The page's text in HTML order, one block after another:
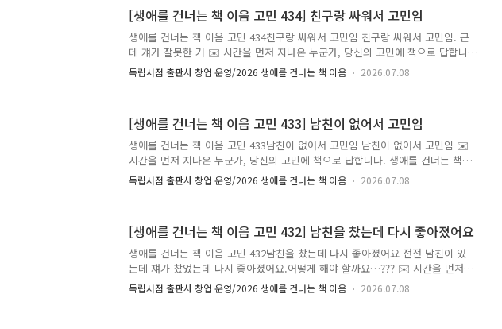
천 도서를 선물해 드립니다.🕰️ 이 고민은 2026년 5월부터 6월까지 강릉 지역 7
곳에서 진행된 [생애를 건너는 책 이음] 프로그램을 통해 접수되었습니다. 7월부
터 8월까지 아래 장소를 직접 방문해 고민 사연에 답..
[생애를 건너는 책 이음 고민 434] 친구랑 싸워서 고민임
생애를 건너는 책 이음 고민 434친구랑 싸워서 고민임 친구랑 싸워서 고민임. 근
데 걔가 잘못한 거 ✉️ 시간을 먼저 지나온 누군가, 당신의 고민에 책으로 답합니
다. 생애를 건너는 책 이음 : 시간을 건너 너에게 갈게.✍️ 고민에 어울리는 책과
그 이유, 그리고 응원의 한마디를 댓글에 남겨주세요.🎁 여러분이 남겨주신 추천
제 고민을 남긴 분에게 추천 도서를 선물해 드립니다.🕰️ 이 고민은 2026년 5월
부터 6월까지 강릉 지역 7곳에서 진행된 [생애를 건너는 책 이음] 프로그램을 통
해 접수되었습니다. 7월부터 8월까지 아래 장소를 직..
독립서점 출판사 창업 운영/2026 생애를 건너는 책 이음 2026.07.08
[생애를 건너는 책 이음 고민 433] 남친이 없어서 고민임
생애를 건너는 책 이음 고민 433남친이 없어서 고민임 남친이 없어서 고민임 ✉️
시간을 먼저 지나온 누군가, 당신의 고민에 책으로 답합니다. 생애를 건너는 책
이음 : 시간을 건너 너에게 갈게.✍️ 고민에 어울리는 책과 그 이유, 그리고 응원
의 한마디를 댓글에 남겨주세요.🎁 여러분이 남겨주신 추천은 비슷한 고민을 하
에게 추천 도서를 선물해 드립니다.🕰️ 이 고민은 2026년 5월부터 6월까지 강릉
지역 7곳에서 진행된 [생애를 건너는 책 이음] 프로그램을 통해 접수되었습니다.
7월부터 8월까지 아래 장소를 직접 방문해 고민 사연에 ..
독립서점 출판사 창업 운영/2026 생애를 건너는 책 이음 2026.07.08
[생애를 건너는 책 이음 고민 432] 남친을 찼는데 다시 좋아졌어요
생애를 건너는 책 이음 고민 432남친을 찼는데 다시 좋아졌어요 전전 남친이 있
는데 쟤가 찼었는데 다시 좋아졌어요.어떻게 해야 할까요…??? ✉️ 시간을 먼저
지나온 누군가, 당신의 고민에 책으로 답합니다. 생애를 건너는 책 이음 : 시간을
건너 너에게 갈게.✍️ 고민에 어울리는 책과 그 이유, 그리고 응원의 한마디를 댓
독립서점 출판사 창업 운영/2026 생애를 건너는 책 이음 2026.07.08